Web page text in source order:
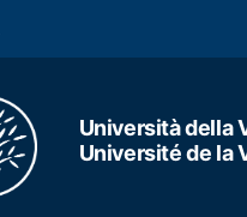
Università della
Université de la